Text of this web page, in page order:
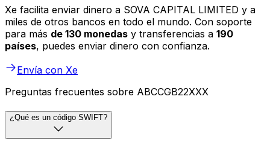
Xe facilita enviar dinero a SOVA CAPITAL LIMITED y a
miles de otros bancos en todo el mundo. Con soporte
para más de 130 monedas y transferencias a 190
países, puedes enviar dinero con confianza.
Envía con Xe
Preguntas frecuentes sobre ABCCGB22XXX
¿Qué es un código SWIFT?